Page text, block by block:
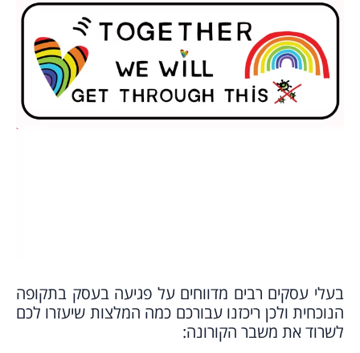
בעלי עסקים רבים מדווחים על פגיעה בעסק בתקופה
הנוכחית ולכן ריכזנו עבורכם כמה המלצות שיעזרו לכם
לשרוד את משבר הקורונה: